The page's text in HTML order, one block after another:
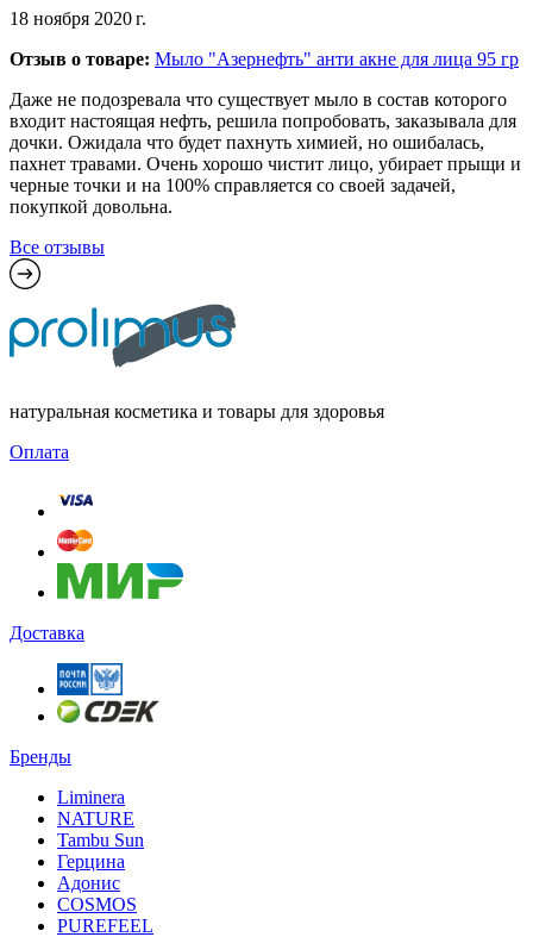
18 ноября 2020 г.
Отзыв о товаре: Мыло "Азернефть" анти акне для лица 95 гр
Даже не подозревала что существует мыло в состав которого
входит настоящая нефть, решила попробовать, заказывала для
дочки. Ожидала что будет пахнуть химией, но ошибалась,
пахнет травами. Очень хорошо чистит лицо, убирает прыщи и
черные точки и на 100% справляется со своей задачей,
покупкой довольна.
Все отзывы
натуральная косметика и товары для здоровья
Оплата
Доставка
Бренды
Liminera
NATURE
Tambu Sun
Герцина
Адонис
COSMOS
PUREFEEL